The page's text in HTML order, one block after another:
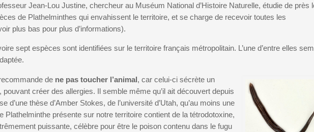
Jean-Lou Justine, chercheur au Muséum National d’Histoire Naturelle, étudie de près
de Plathelminthes qui envahissent le territoire, et se charge de recevoir toutes les
plus bas pour plus d’informations).
sept espèces sont identifiées sur le territoire français métropolitain. L’une d’entre elles
de ne pas toucher l’animal, car celui-ci sécrète un
pouvant créer des allergies. Il semble même qu’il ait découvert depuis
d’une thèse d’Amber Stokes, de l’université d’Utah, qu’au moins une
Plathelminthe présente sur notre territoire contient de la tétrodotoxine,
puissante, célèbre pour être le poison contenu dans le fugu